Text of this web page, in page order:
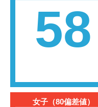
58
女子（80偏差値）